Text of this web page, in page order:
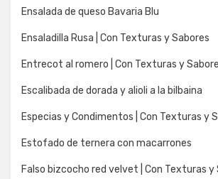
Ensalada de queso Bavaria Blu
Ensaladilla Rusa | Con Texturas y Sabores
Entrecot al romero | Con Texturas y
Escalibada de dorada y alioli a la bilbaina
Especias y Condimentos | Con Texturas y
Estofado de ternera con macarrones
Falso bizcocho red velvet | Con Texturas y